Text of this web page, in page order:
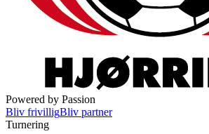
Powered by Passion
Bliv frivilligBliv partner
Turnering